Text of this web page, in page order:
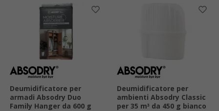
Deumidificatore per
armadi Absodry Duo
Family Hanger da 600 g
Deumidificatore per
ambienti Absodry Classic
per 35 m³ da 450 g bianco